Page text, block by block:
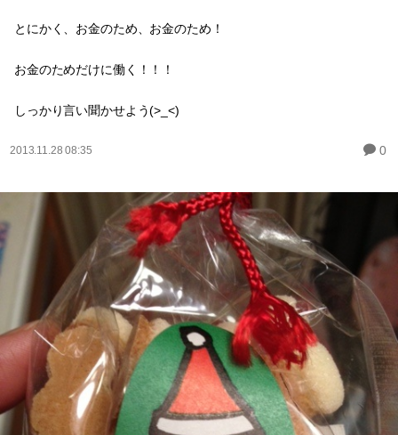
とにかく、お金のため、お金のため！
お金のためだけに働く！！！
しっかり言い聞かせよう(>_<)
2013.11.28 08:35 0